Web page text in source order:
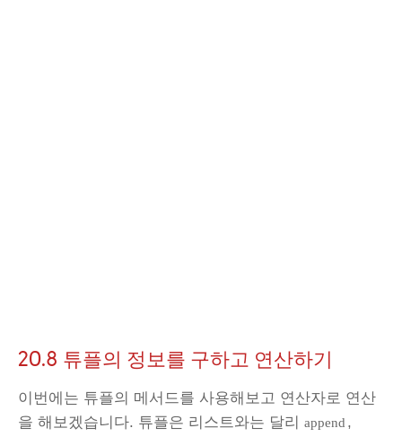
20.8 튜플의 정보를 구하고 연산하기
이번에는 튜플의 메서드를 사용해보고 연산자로 연산
을 해보겠습니다. 튜플은 리스트와는 달리 append ,